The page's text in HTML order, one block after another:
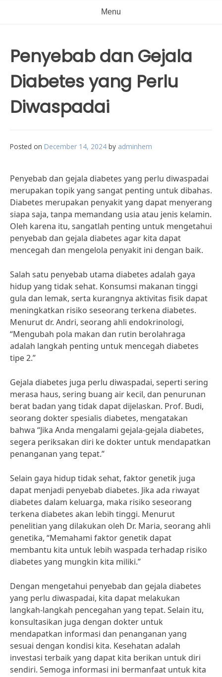
Menu
Penyebab dan Gejala
Diabetes yang Perlu
Diwaspadai
Posted on December 14, 2024 by adminhem
Penyebab dan gejala diabetes yang perlu diwaspadai
merupakan topik yang sangat penting untuk dibahas.
Diabetes merupakan penyakit yang dapat menyerang
siapa saja, tanpa memandang usia atau jenis kelamin.
Oleh karena itu, sangatlah penting untuk mengetahui
penyebab dan gejala diabetes agar kita dapat
mencegah dan mengelola penyakit ini dengan baik.
Salah satu penyebab utama diabetes adalah gaya
hidup yang tidak sehat. Konsumsi makanan tinggi
gula dan lemak, serta kurangnya aktivitas fisik dapat
meningkatkan risiko seseorang terkena diabetes.
Menurut dr. Andri, seorang ahli endokrinologi,
“Mengubah pola makan dan rutin berolahraga
adalah langkah penting untuk mencegah diabetes
tipe 2.”
Gejala diabetes juga perlu diwaspadai, seperti sering
merasa haus, sering buang air kecil, dan penurunan
berat badan yang tidak dapat dijelaskan. Prof. Budi,
seorang dokter spesialis diabetes, mengatakan
bahwa “Jika Anda mengalami gejala-gejala diabetes,
segera periksakan diri ke dokter untuk mendapatkan
penanganan yang tepat.”
Selain gaya hidup tidak sehat, faktor genetik juga
dapat menjadi penyebab diabetes. Jika ada riwayat
diabetes dalam keluarga, maka risiko seseorang
terkena diabetes akan lebih tinggi. Menurut
penelitian yang dilakukan oleh Dr. Maria, seorang ahli
genetika, “Memahami faktor genetik dapat
membantu kita untuk lebih waspada terhadap risiko
diabetes yang mungkin kita miliki.”
Dengan mengetahui penyebab dan gejala diabetes
yang perlu diwaspadai, kita dapat melakukan
langkah-langkah pencegahan yang tepat. Selain itu,
konsultasikan juga dengan dokter untuk
mendapatkan informasi dan penanganan yang
sesuai dengan kondisi kita. Kesehatan adalah
investasi terbaik yang dapat kita berikan untuk diri
sendiri. Semoga informasi ini bermanfaat untuk kita